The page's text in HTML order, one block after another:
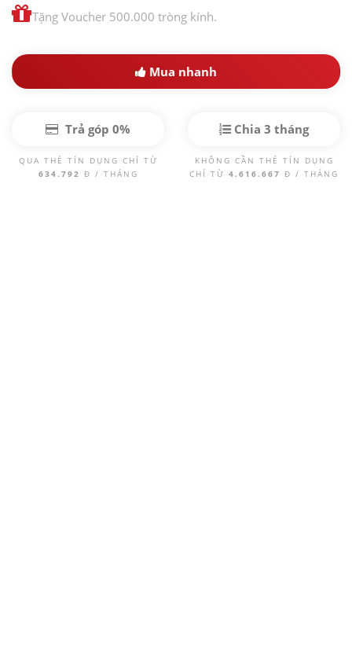
Tặng Voucher 500.000 tròng kính.
Mua nhanh
Trả góp 0%
QUA THẺ TÍN DỤNG CHỈ TỪ
634.792 Đ / THÁNG
Chia 3 tháng
KHÔNG CẦN THẺ TÍN DỤNG
CHỈ TỪ 4.616.667 Đ / THÁNG